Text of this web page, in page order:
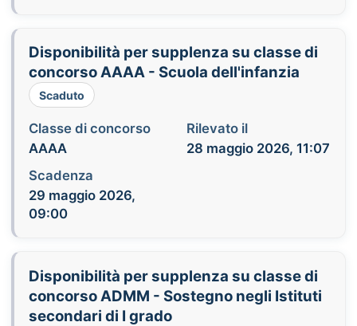
Disponibilità per supplenza su classe di
concorso AAAA - Scuola dell'infanzia
Scaduto
Classe di concorso
AAAA
Rilevato il
28 maggio 2026, 11:07
Scadenza
29 maggio 2026,
09:00
Disponibilità per supplenza su classe di
concorso ADMM - Sostegno negli Istituti
secondari di I grado